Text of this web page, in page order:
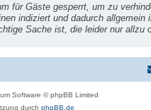
für Gäste gesperrt, um zu
indiziert und dadurch allgemein
Sache ist, die leider nur allzu
Software © phpBB Limited
durch phpBB.de